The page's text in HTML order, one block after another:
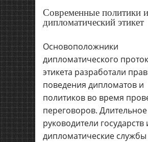
Современные политики и
дипломатический этикет
Основоположники
дипломатического
этикета разработали
поведения дипломатов и
политиков во время
переговоров.
руководители государств
дипломатические службы